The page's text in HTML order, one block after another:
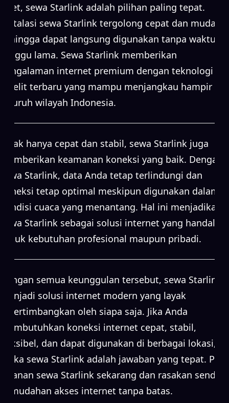
ribet, sewa Starlink adalah pilihan paling tepat.
Instalasi sewa Starlink tergolong cepat dan mudah,
sehingga dapat langsung digunakan tanpa waktu
tunggu lama. Sewa Starlink memberikan
pengalaman internet premium dengan teknologi
satelit terbaru yang mampu menjangkau hampir
seluruh wilayah Indonesia.
Tidak hanya cepat dan stabil, sewa Starlink juga
memberikan keamanan koneksi yang baik. Dengan
sewa Starlink, data Anda tetap terlindungi dan
koneksi tetap optimal meskipun digunakan dalam
kondisi cuaca yang menantang. Hal ini menjadikan
sewa Starlink sebagai solusi internet yang handal
untuk kebutuhan profesional maupun pribadi.
Dengan semua keunggulan tersebut, sewa Starlink
menjadi solusi internet modern yang layak
dipertimbangkan oleh siapa saja. Jika Anda
membutuhkan koneksi internet cepat, stabil,
fleksibel, dan dapat digunakan di berbagai lokasi,
maka sewa Starlink adalah jawaban yang tepat. Pilih
layanan sewa Starlink sekarang dan rasakan sendiri
kemudahan akses internet tanpa batas.